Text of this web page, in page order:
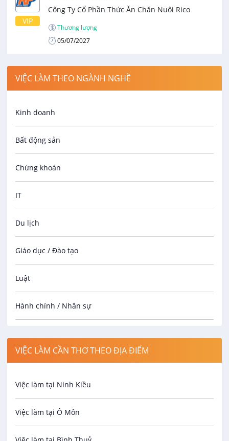
VIP
Công Ty Cổ Phần Thức Ăn Chăn Nuôi Rico
Thương lượng
05/07/2027
VIỆC LÀM THEO NGÀNH NGHỀ
Kinh doanh
Bất động sản
Chứng khoán
IT
Du lịch
Giáo dục / Đào tạo
Luật
Hành chính / Nhân sự
Spa
Bảo Vệ
An toàn lao động
VIỆC LÀM CẦN THƠ THEO ĐỊA ĐIỂM
Việc làm tại Ninh Kiều
Việc làm tại Ô Môn